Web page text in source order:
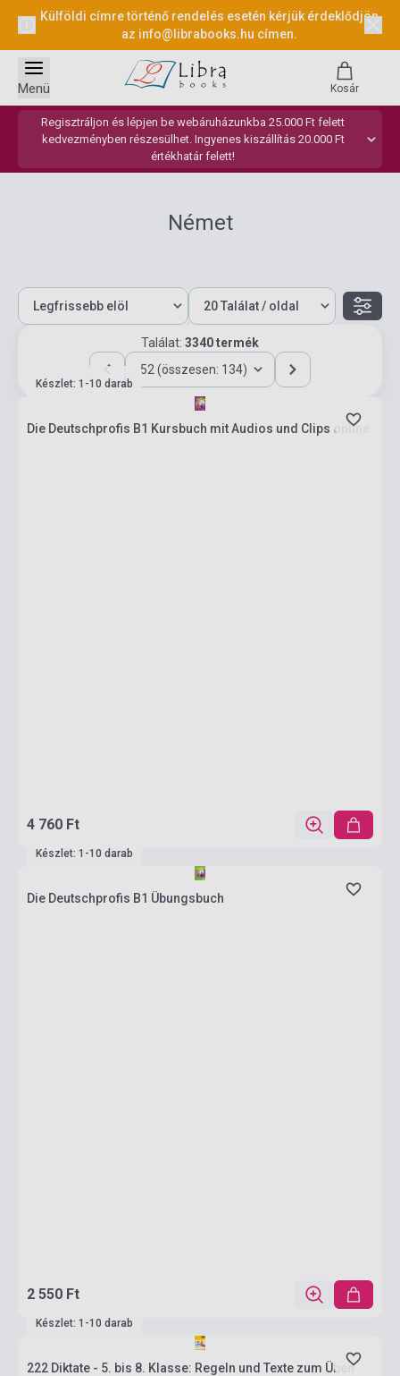
Külföldi címre történő rendelés esetén kérjük érdeklődjön
az info@librabooks.hu címen.
Regisztráljon és lépjen be webáruházunkba 25.000 Ft felett
kedvezményben részesülhet. Ingyenes kiszállítás 20.000 Ft
értékhatár felett!
Menü Kosár
Német
Találat: 3340 termék
52 (összesen: 134)
Készlet: 1-10 darab
Die Deutschprofis B1 Kursbuch mit Audios und Clips online
4 760 Ft
Készlet: 1-10 darab
Die Deutschprofis B1 Übungsbuch
2 550 Ft
Készlet: 1-10 darab
222 Diktate - 5. bis 8. Klasse: Regeln und Texte zum Üben